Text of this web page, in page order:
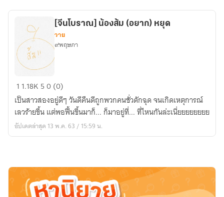
ล่ะ!!
[จีน
โบราณ]
น้อง
ส้ม
(อยาก)
[จีนโบราณ] น้องส้ม (อยาก) หยุด
วาย
๙พฤษภา
1 1.18K 50 (0)
เป็นสาวสองอยู่ดีๆ วันดีคืนดีถูกพวกคนชั่วดักฉุด จนเกิดเหตุการณ์
เลวร้ายขึ้น แต่พอฟื้นขึ้นมาก็... ก็มาอยู่ที่... ที่ไหนกันล่ะเนี่ยยยยยยยย
อัปเดตล่าสุด 13 พ.ค. 63 / 15:59 น.